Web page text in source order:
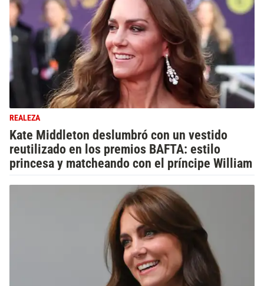
REALEZA
Kate Middleton deslumbró con un vestido
reutilizado en los premios BAFTA: estilo
princesa y matcheando con el príncipe William